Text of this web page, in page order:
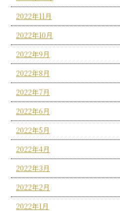
2022年11月
2022年10月
2022年9月
2022年8月
2022年7月
2022年6月
2022年5月
2022年4月
2022年3月
2022年2月
2022年1月